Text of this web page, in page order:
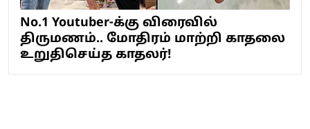
No.1 Youtuber-க்கு விரைவில்
திருமணம்.. மோதிரம் மாற்றி காதலை
உறுதிசெய்த காதலர்!